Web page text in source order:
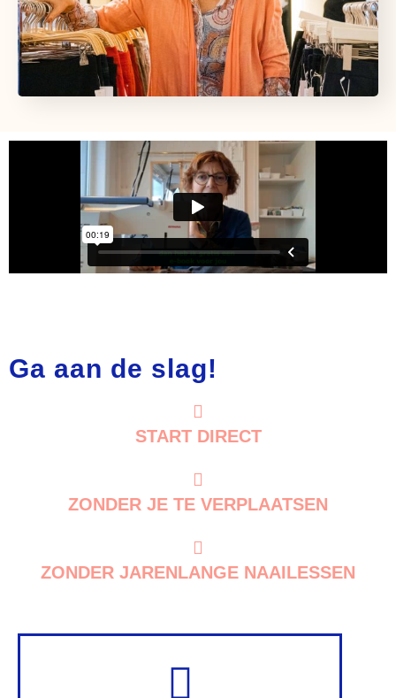
Ga aan de slag!
START DIRECT
ZONDER JE TE VERPLAATSEN
ZONDER JARENLANGE NAAILESSEN